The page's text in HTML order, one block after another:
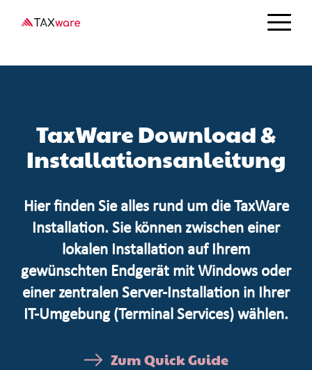
TaxWare Download &
Installationsanleitung
Hier finden Sie alles rund um die TaxWare
Installation. Sie können zwischen einer
lokalen Installation auf Ihrem
gewünschten Endgerät mit Windows oder
einer zentralen Server-Installation in Ihrer
IT-Umgebung (Terminal Services) wählen.
Zum Quick Guide